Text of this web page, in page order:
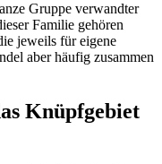
Gruppe verwandter
Familie gehören
jeweils für eigene
aber häufig zusammen
Knüpfgebiet